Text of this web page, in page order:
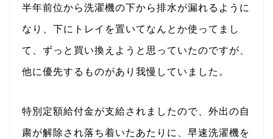
半年前位から洗濯機の下から排水が漏れるように
なり、下にトレイを置いてなんとか使ってまし
て、ずっと買い換えようと思っていたのですが、
他に優先するものがあり我慢していました。
特別定額給付金が支給されましたので、外出の自
粛が解除され落ち着いたあたりに、早速洗濯機を